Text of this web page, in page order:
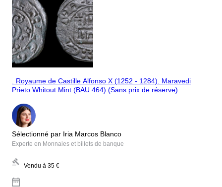
. Royaume de Castille Alfonso X (1252 - 1284). Maravedi
Prieto Whitout Mint (BAU 464) (Sans prix de réserve)
Sélectionné par Iria Marcos Blanco
Experte en Monnaies et billets de banque
Vendu à 35 €